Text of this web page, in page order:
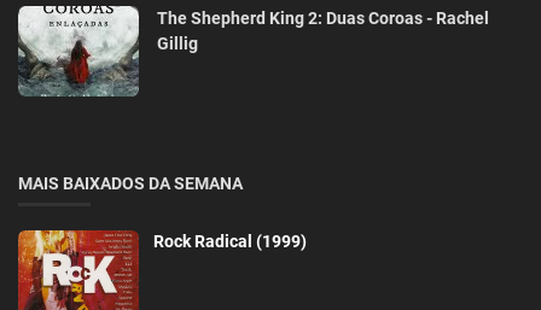
The Shepherd King 2: Duas Coroas - Rachel
Gillig
MAIS BAIXADOS DA SEMANA
Rock Radical (1999)